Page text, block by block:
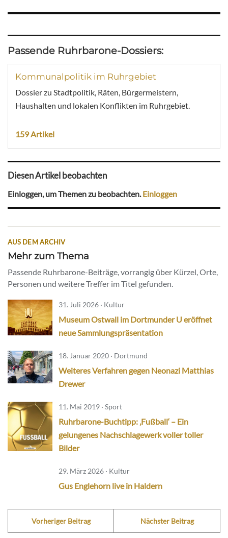
Passende Ruhrbarone-Dossiers:
Kommunalpolitik im Ruhrgebiet
Dossier zu Stadtpolitik, Räten, Bürgermeistern,
Haushalten und lokalen Konflikten im Ruhrgebiet.
159 Artikel
Diesen Artikel beobachten
Einloggen, um Themen zu beobachten.Einloggen
AUS DEM ARCHIV
Mehr zum Thema
Passende Ruhrbarone-Beiträge, vorrangig über Kürzel, Orte,
Personen und weitere Treffer im Titel gefunden.
31. Juli 2026 · Kultur
Museum Ostwall im Dortmunder U eröffnet
neue Sammlungspräsentation
18. Januar 2020 · Dortmund
Weiteres Verfahren gegen Neonazi Matthias
Drewer
11. Mai 2019 · Sport
Ruhrbarone-Buchtipp: ‚Fußball‘ – Ein
gelungenes Nachschlagewerk voller toller
Bilder
29. März 2026 · Kultur
Gus Englehorn live in Haldern
Vorheriger Beitrag Nächster Beitrag